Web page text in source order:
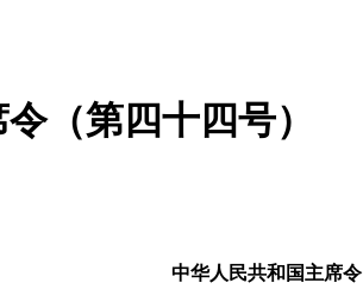
（第四十四号）
中华人民共和国主席令